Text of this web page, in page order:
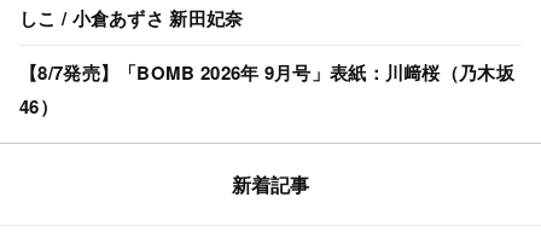
しこ / 小倉あずさ 新田妃奈
【8/7発売】「BOMB 2026年 9月号」表紙：川﨑桜（乃木坂
46）
新着記事